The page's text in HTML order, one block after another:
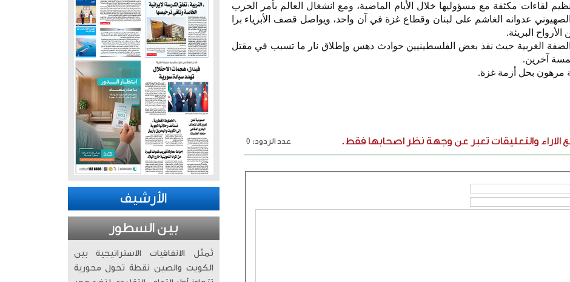
لقاءات مكثفة مع مسؤوليها خلال الأيام الماضية، ومع انشغال العالم بأمر الحرب
الصهيوني عدوانه الغاشم على لبنان وقطاع غزة في آن واحد، ويواصل قصف الأبرياء برا
البريئة.
الضفة الغربية حيث نفذ بعض الفلسطينيين حوادث دهس وإطلاق نار ما تسبب في مقتل
آخرين.
مرهون بحل أزمة غزة.
والتعليقات تعبر عن وجهة نظر اصحابها فقط.
عدد الردود: 0
الأرشيف
بين السطور
تُمثّل الاتفاقيات الاستراتيجية بين
الكويت والصين نقطة تحول محورية